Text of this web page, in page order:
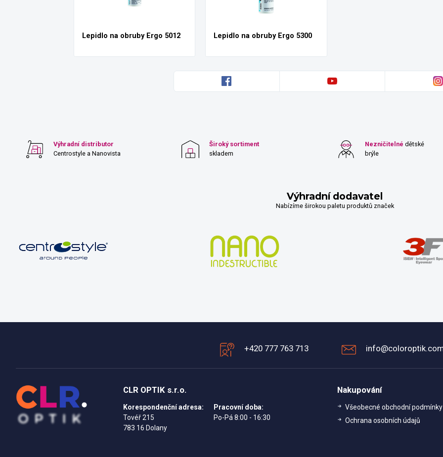
Lepidlo na obruby Ergo 5012 Lepidlo na obruby Ergo 5300
Výhradní distributor
Centrostyle a Nanovista
Široký sortiment
skladem
Nezničitelné dětské
brýle
Výhradní dodavatel
Nabízíme širokou paletu produktů značek
+420 777 763 713
CLR OPTIK s.r.o.
Korespondenční adresa:
Tovéř 215
783 16 Dolany
Pracovní doba:
Po-Pá 8:00 - 16:30
Nakupování
Všeobecné obchodní podmínky
Ochrana osobních údajů